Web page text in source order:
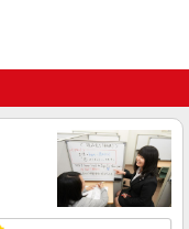
期間2ヶ月は給与95％
2000円
船橋市二和東5-1-1）